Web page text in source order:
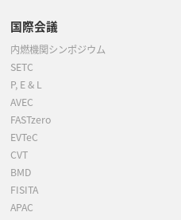
国際会議
内燃機関シンポジウム
SETC
P, E & L
AVEC
FASTzero
EVTeC
CVT
BMD
FISITA
APAC